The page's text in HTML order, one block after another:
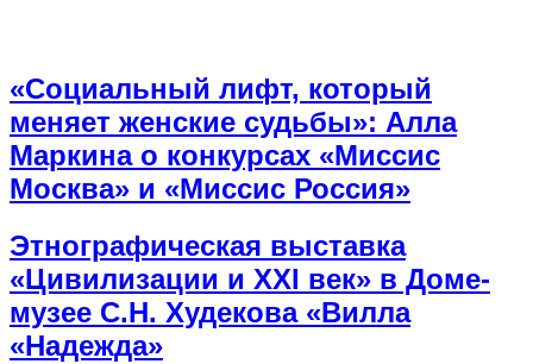
«Социальный лифт, который
меняет женские судьбы»: Алла
Маркина о конкурсах «Миссис
Москва» и «Миссис Россия»
Этнографическая выставка
«Цивилизации и ХХI век» в Доме-
музее С.Н. Худекова «Вилла
«Надежда»